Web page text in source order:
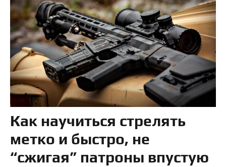
Как научиться стрелять
метко и быстро, не
“сжигая” патроны впустую